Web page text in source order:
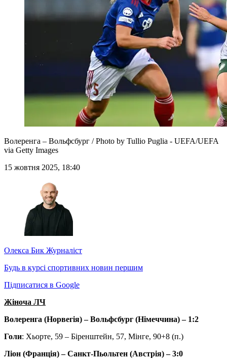
Волеренга – Вольфсбург / Photo by Tullio Puglia - UEFA/UEFA
via Getty Images
15 жовтня 2025, 18:40
Олекса Бик Журналіст
Будь в курсі спортивних новин першим
Підписатися в Google
Жіноча ЛЧ
Волеренга (Норвегія) – Вольфсбург (Німеччина) – 1:2
Голи: Хьорте, 59 – Біренштейн, 57, Мінге, 90+8 (п.)
Ліон (Франція) – Санкт-Пьольтен (Австрія) – 3:0